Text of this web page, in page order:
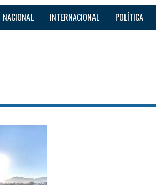
NACIONAL INTERNACIONAL POLÍTICA